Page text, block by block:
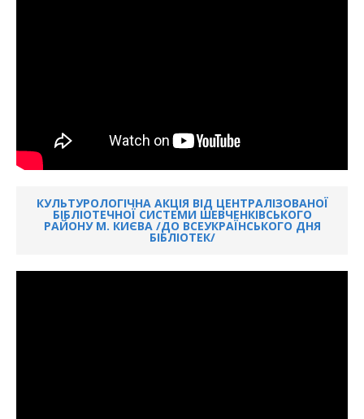
КУЛЬТУРОЛОГІЧНА АКЦІЯ ВІД ЦЕНТРАЛІЗОВАНОЇ
БІБЛІОТЕЧНОЇ СИСТЕМИ ШЕВЧЕНКІВСЬКОГО
РАЙОНУ М. КИЄВА /ДО ВСЕУКРАЇНСЬКОГО ДНЯ
БІБЛІОТЕК/